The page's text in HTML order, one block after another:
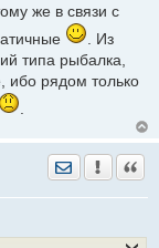
же в связи с
. Из
типа рыбалка,
ибо рядом только
Отправить